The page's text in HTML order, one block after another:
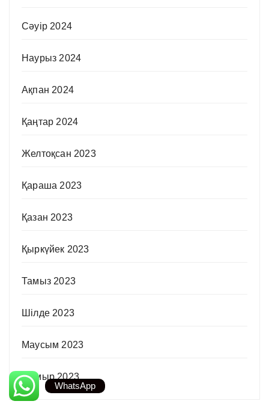
Сәуір 2024
Наурыз 2024
Ақпан 2024
Қаңтар 2024
Желтоқсан 2023
Қараша 2023
Қазан 2023
Қыркүйек 2023
Тамыз 2023
Шілде 2023
Маусым 2023
Мамыр 2023
WhatsApp